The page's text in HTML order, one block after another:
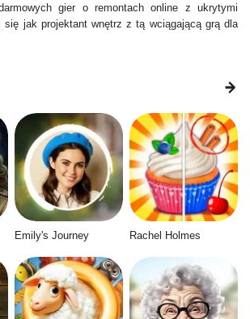
gier o remontach online z ukrytymi
się jak projektant wnętrz z tą wciągającą grą dla
Emily's Journey Rachel Holmes